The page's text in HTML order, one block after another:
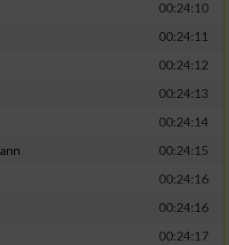
00:24:10
00:24:11
00:24:12
00:24:13
00:24:14
00:24:15
00:24:16
00:24:16
00:24:17